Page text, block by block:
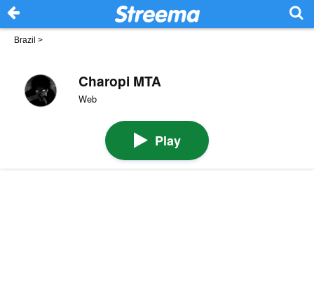
Brazil >
Charopi MTA
Web
Play